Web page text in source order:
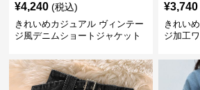
¥4,240 (税込)
きれいめカジュアル ヴィンテー
ジ風デニムショートジャケット
¥3,740
きれい
ジ加工